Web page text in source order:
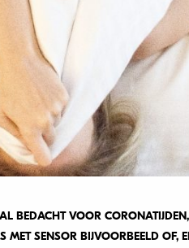
BEDACHT VOOR
MET SENSOR BIJVOORBEELD OF,